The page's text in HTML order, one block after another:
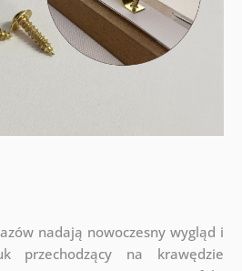
nadają nowoczesny wygląd i
przechodzący na krawędzie